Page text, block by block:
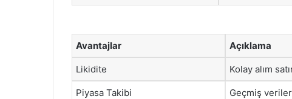
Avantajlar Açıklama
Likidite Kolay alım
Piyasa Takibi Geçmiş